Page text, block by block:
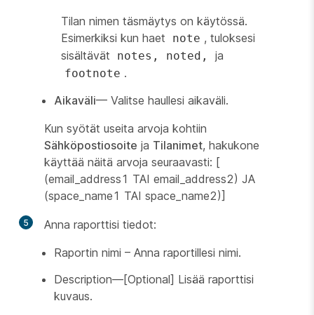
Tilan nimen täsmäytys on käytössä.
Esimerkiksi kun haet
note , tuloksesi
sisältävät
notes, noted, ja
footnote .
Aikaväli— Valitse haullesi aikaväli.
Kun syötät useita arvoja kohtiin
Sähköpostiosoite ja Tilanimet, hakukone
käyttää näitä arvoja seuraavasti: [
(email_address1 TAI email_address2) JA
(space_name1 TAI space_name2)]
5
Anna raporttisi tiedot:
Raportin nimi – Anna raportillesi nimi.
Description—[Optional] Lisää raporttisi
kuvaus.